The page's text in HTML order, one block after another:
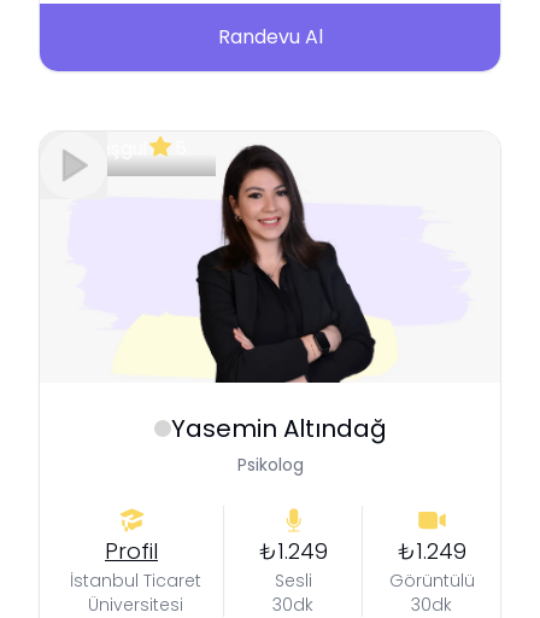
Randevu Al
Yasemin Altındağ
Psikolog
Profil
İstanbul Ticaret
Üniversitesi
₺1.249
Sesli
30dk
₺1.249
Görüntülü
30dk